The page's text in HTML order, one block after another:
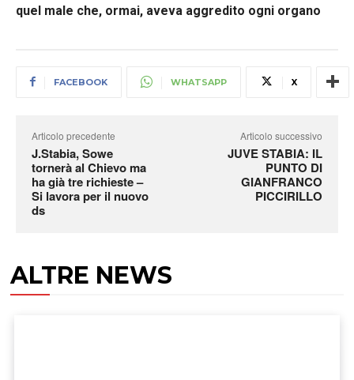
quel male che, ormai, aveva aggredito ogni organo
FACEBOOK WHATSAPP X
Articolo precedente
J.Stabia, Sowe
tornerà al Chievo ma
ha già tre richieste –
Si lavora per il nuovo
ds
Articolo successivo
JUVE STABIA: IL
PUNTO DI
GIANFRANCO
PICCIRILLO
ALTRE NEWS